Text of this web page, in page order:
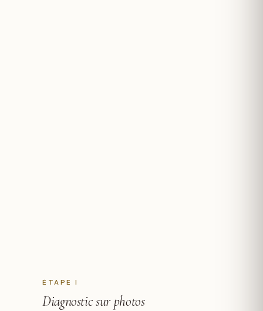
ÉTAPE I
Diagnostic sur photos